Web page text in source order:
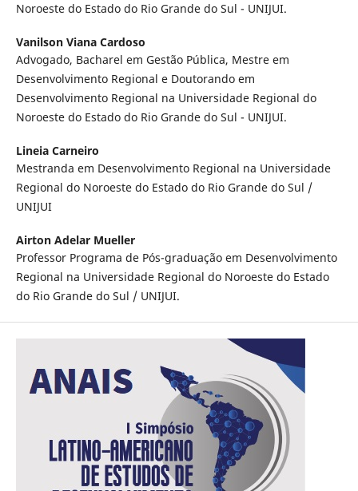
Noroeste do Estado do Rio Grande do Sul - UNIJUI.
Vanilson Viana Cardoso
Advogado, Bacharel em Gestão Pública, Mestre em
Desenvolvimento Regional e Doutorando em
Desenvolvimento Regional na Universidade Regional do
Noroeste do Estado do Rio Grande do Sul - UNIJUI.
Lineia Carneiro
Mestranda em Desenvolvimento Regional na Universidade
Regional do Noroeste do Estado do Rio Grande do Sul /
UNIJUI
Airton Adelar Mueller
Professor Programa de Pós-graduação em Desenvolvimento
Regional na Universidade Regional do Noroeste do Estado
do Rio Grande do Sul / UNIJUI.